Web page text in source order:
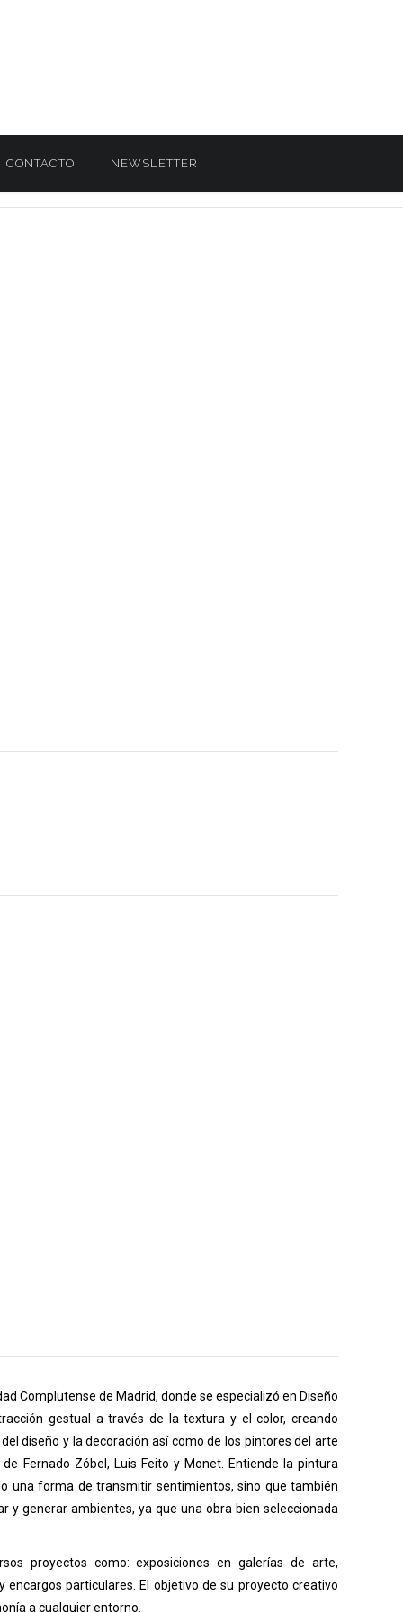
CONTACTO NEWSLETTER
Complutense de Madrid, donde se especializó en Diseño
gestual a través de la textura y el color, creando
diseño y la decoración así como de los pintores del arte
Fernado Zóbel, Luis Feito y Monet. Entiende la pintura
una forma de transmitir sentimientos, sino que también
y generar ambientes, ya que una obra bien seleccionada
proyectos como: exposiciones en galerías de arte,
particulares. El objetivo de su proyecto creativo
a cualquier entorno.